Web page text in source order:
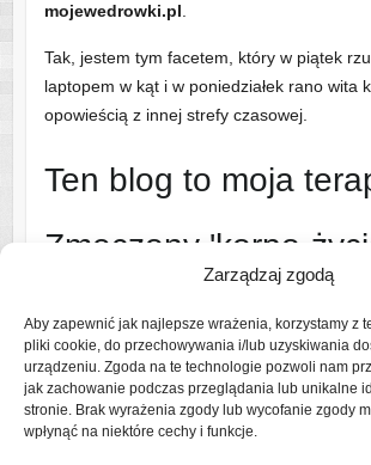
Zarządzaj zgodą
Aby zapewnić jak najlepsze wrażenia, korzystamy z
pliki cookie, do przechowywania i/lub uzyskiwania
urządzeniu. Zgoda na te technologie pozwoli nam
jak zachowanie podczas przeglądania lub unikalne
stronie. Brak wyrażenia zgody lub wycofanie zgody
wpłynąć na niektóre cechy i funkcje.
mojewedrowki.pl.
Tak, jestem tym facetem, który w piątek
laptopem w kąt i w poniedziałek rano wita
opowieścią z innej strefy czasowej.
Ten blog to moja
Zmęczony 'korpo-
też!
Dlatego ruszam na szlak i w świat –
uroczych, ale wymagających
(czytaj: rodziną).